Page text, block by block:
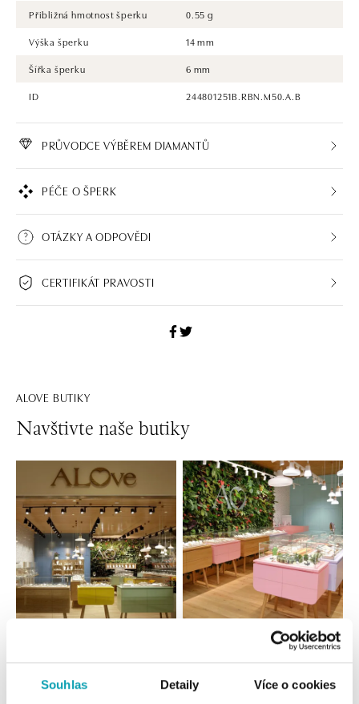
Souhlas Detaily Více o cookies
Přibližná hmotnost šperku
0.55 g
Výška šperku
14 mm
Šířka šperku
6 mm
ID
244801251B.RBN.M50.A.B
PRŮVODCE VÝBĚREM DIAMANTŮ
PÉČE O ŠPERK
OTÁZKY A ODPOVĚDI
CERTIFIKÁT PRAVOSTI
ALOVE BUTIKY
Navštivte naše butiky